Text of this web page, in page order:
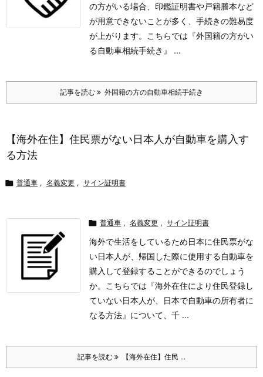
の方がいる場合、印鑑証明書や戸籍謄本など
が用意できないことが多く、手続きの難易度
が上がります。 こちらでは『外国籍の方がい
る自動車相続手続き』 ...
記事を読む 外国籍の方の自動車相続手続き
【海外在住】住民票がない日本人が自動車を購入す
る方法
 普通車 , 名義変更 , サイン証明書
 普通車 , 名義変更 , サイン証明書
海外で生活をしているため日本に住民票がな
い日本人が、帰国した際に使用する自動車を
購入して登録することができるのでしょう
か。 こちらでは『海外在住により住民登録し
ていない日本人が、日本で自動車の所有者に
なる方法』について、千 ...
記事を読む 【海外在住】住民 ...